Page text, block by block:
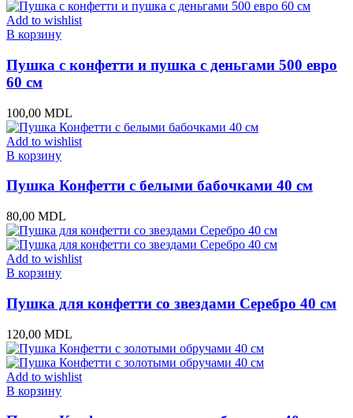
Add to wishlist
В корзину
Пушка с конфетти и пушка с деньгами 500 евро
60 см
100,00 MDL
Add to wishlist
В корзину
Пушка Конфетти с белыми бабочками 40 см
80,00 MDL
Add to wishlist
В корзину
Пушка для конфетти со звездами Серебро 40 см
120,00 MDL
Add to wishlist
В корзину